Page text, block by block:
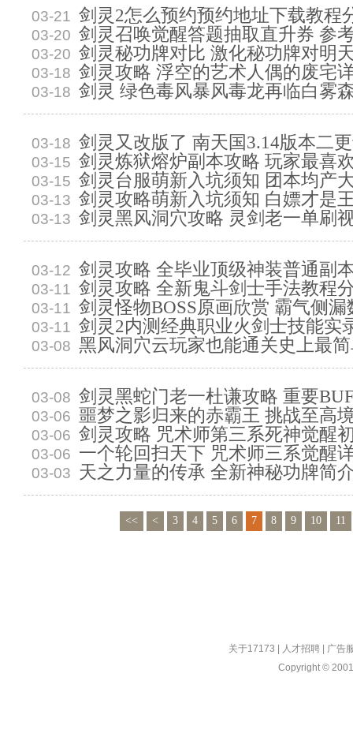
03-21 剑灵2怎么预约预约地址下载教程
03-20 剑灵召唤觉醒答题抽取直升券 参
03-20 剑灵秘功牌对比 激化秘功牌对明
03-18 剑灵攻略 浮空的艺术人偶的废宅
03-18 剑灵 绿色毒风暴风毒龙再临白雾
03-18 剑灵又改版了 南天国3.14版本二
03-15 剑灵炼狱熔炉副本攻略 玩家最喜
03-15 剑灵台服萌新入坑须知 团本均产
03-13 剑灵攻略萌新入坑须知 白嫖才是
03-13 剑灵黑风洞穴攻略 灵剑老一单刷
03-12 剑灵攻略 全毕业顶级神装普通副
03-11 剑灵攻略 全新鬼斗剑士手法教程
03-11 剑灵怪物BOSS原画欣赏 霸气侧漏
03-11 剑灵2内测经典职业火剑士技能实
03-08 黑风洞穴云玩家也能通关史上最
03-08 剑灵黑蛇门老一杜谦攻略 重要
03-06 噩梦之影归来的赤霸王 挑战至高
03-06 剑灵攻略 咒术师第三系死神觉醒
03-06 一个轮回扫天下 咒术师三系觉醒
03-03 天之力量的传承 全新神秘功牌简
<< < 3 4 5 6 7 8 9 10 11
关于17173 人才招聘|
广告
Copyright ©